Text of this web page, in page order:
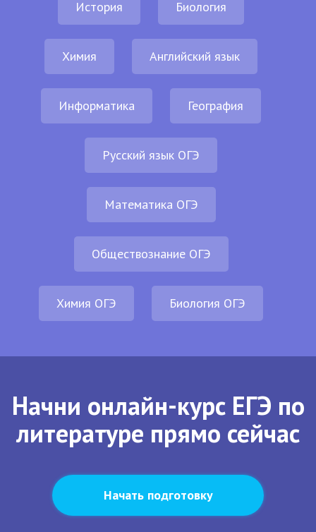
История Биология
Химия Английский язык
Информатика География
Русский язык ОГЭ
Математика ОГЭ
Обществознание ОГЭ
Химия ОГЭ Биология ОГЭ
Начни онлайн-курс ЕГЭ по
литературе прямо сейчас
Начать подготовку